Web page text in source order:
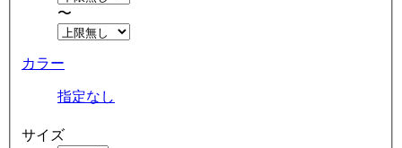
〜
カラー
指定なし
サイズ